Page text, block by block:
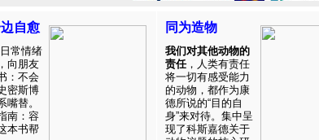
自愈
日常情绪
向朋友
：不会
密斯博
嘴替。
南：容
本书帮
同为造物
我们对其他动物的
责任，人类有责任
将一切有感受能力
的动物，都作为康
德所说的“目的自
身”来对待。集中呈
现了科斯嘉德关于